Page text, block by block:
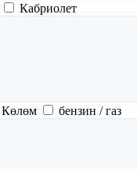
Кабриолет
Көлөм
бензин / газ